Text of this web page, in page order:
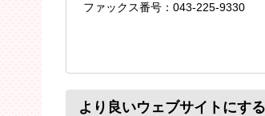
ファックス番号：043-225-9330
より良いウェブサイトにす